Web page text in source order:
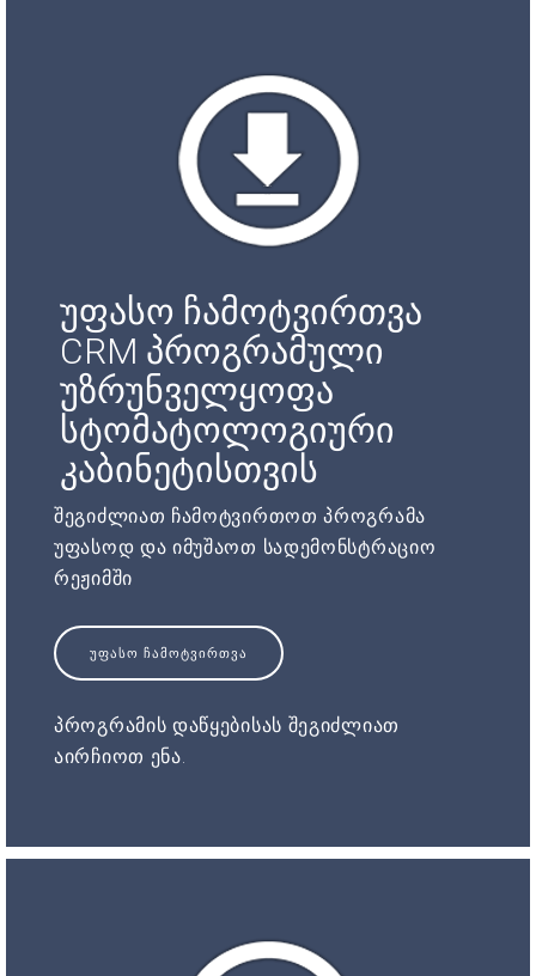
უფასო ჩამოტვირთვა
CRM პროგრამული
უზრუნველყოფა
სტომატოლოგიური
კაბინეტისთვის
შეგიძლიათ ჩამოტვირთოთ პროგრამა
უფასოდ და იმუშაოთ სადემონსტრაციო
რეჟიმში
ᲣᲤᲐᲡᲝ ᲩᲐᲛᲝᲢᲕᲘᲠᲗᲕᲐ
პროგრამის დაწყებისას შეგიძლიათ
აირჩიოთ ენა.